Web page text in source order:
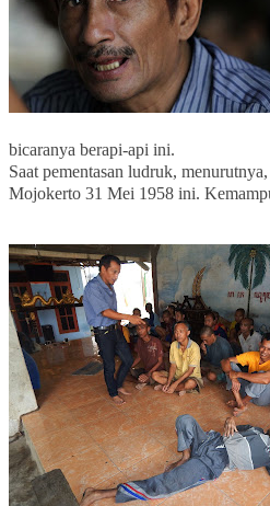
bicaranya berapi-api ini.
Saat pementasan ludruk,
Mojokerto 31 Mei 1958 ini.